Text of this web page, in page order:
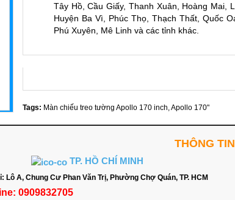
Tây Hồ, Cầu Giấy, Thanh Xuân, Hoàng Mai,
Huyện Ba Vì, Phúc Thọ, Thạch Thất, Quốc
Phú Xuyên, Mê Linh và các tỉnh khác.
Tags: Màn chiếu treo tường Apollo 170 inch,Apollo 170"
THÔNG
TP. HỒ CHÍ MINH
Lô A, Chung Cư Phan Văn Trị, Phường Chợ Quán, TP. HCM
0909832705